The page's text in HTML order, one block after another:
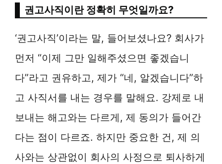
권고사직이란 정확히 무엇일까요?
‘권고사직’이라는 말, 들어보셨나요? 회사가
먼저 “이제 그만 일해주셨으면 좋겠습니
다”라고 권유하고, 제가 “네, 알겠습니다”하
고 사직서를 내는 경우를 말해요. 강제로 내
보내는 해고와는 다르게, 제 동의가 들어간
다는 점이 다르죠. 하지만 중요한 건, 제 의
사와는 상관없이 회사의 사정으로 퇴사하게